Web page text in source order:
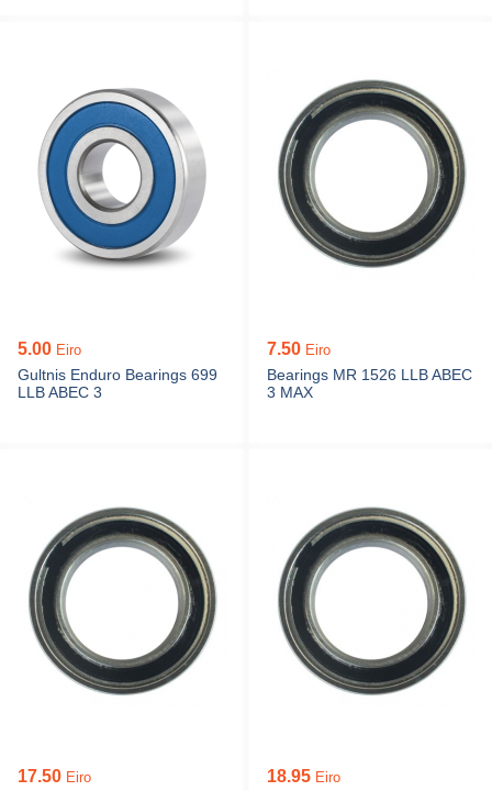
5.00 Eiro
Gultnis Enduro Bearings 699
LLB ABEC 3
7.50 Eiro
Bearings MR 1526 LLB ABEC
3 MAX
17.50 Eiro 18.95 Eiro